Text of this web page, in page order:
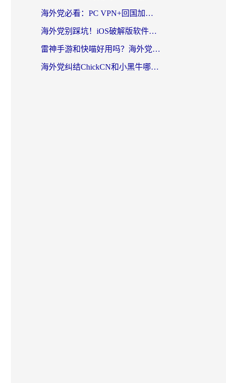
海外党必看：PC VPN+回国加速器怎么选？无缝访问国内资源全攻略
海外党别踩坑！iOS破解版软件不可靠？教你选对回国加速器无缝看国内资源
雷神手游和快喵好用吗？海外党亲测5款回国加速器，附斧牛Bling对比+微信视频号解决办法
海外党纠结ChickCN和小黑牛哪个好？一篇帮你选对回国加速器的实用指南